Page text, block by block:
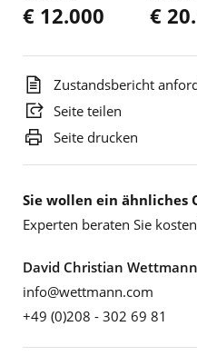
€ 12.000 €
Zustandsbericht
Seite teilen
Seite drucken
Sie wollen ein ähnliches
Experten beraten Sie
David Christian Wettmann
info@wettmann.com
+49 (0)208 - 302 69 81